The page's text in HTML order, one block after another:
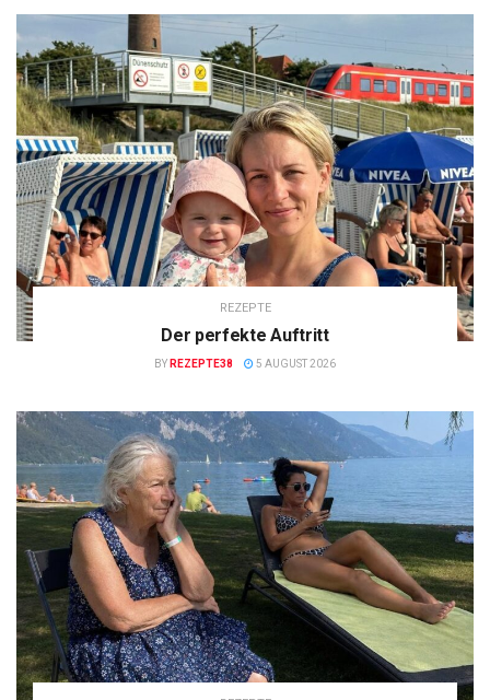
REZEPTE
Der perfekte Auftritt
BY REZEPTE38 5 AUGUST 2026